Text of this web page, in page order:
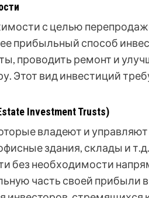
с целью
прибыльный способ
проводить ремонт и
Этот вид инвестиций
Investment Trusts)
владеют и
здания, склады и
без необходимости
часть своей прибыли